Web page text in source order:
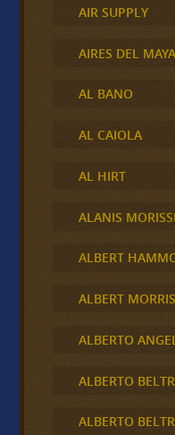
AIR SUPPLY
AIRES DEL
AL BANO
AL CAIOLA
AL HIRT
ALANIS
ALBERT
ALBERT MORRIS
ALBERTO
ALBERTO
ALBERTO